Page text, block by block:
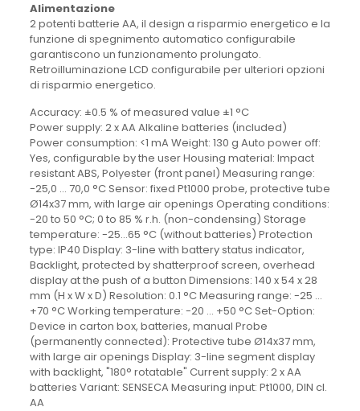
Alimentazione
2 potenti batterie AA, il design a risparmio energetico e la
funzione di spegnimento automatico configurabile
garantiscono un funzionamento prolungato.
Retroilluminazione LCD configurabile per ulteriori opzioni
di risparmio energetico.
Accuracy: ±0.5 % of measured value ±1 °C
Power supply: 2 x AA Alkaline batteries (included)
Power consumption: <1 mA Weight: 130 g Auto power off:
Yes, configurable by the user Housing material: Impact
resistant ABS, Polyester (front panel) Measuring range:
-25,0 … 70,0 °C Sensor: fixed Pt1000 probe, protective tube
Ø14x37 mm, with large air openings Operating conditions:
-20 to 50 °C; 0 to 85 % r.h. (non-condensing) Storage
temperature: -25…65 °C (without batteries) Protection
type: IP40 Display: 3-line with battery status indicator,
Backlight, protected by shatterproof screen, overhead
display at the push of a button Dimensions: 140 x 54 x 28
mm (H x W x D) Resolution: 0.1 °C Measuring range: -25 ...
+70 °C Working temperature: -20 ... +50 °C Set-Option:
Device in carton box, batteries, manual Probe
(permanently connected): Protective tube Ø14x37 mm,
with large air openings Display: 3-line segment display
with backlight, "180° rotatable" Current supply: 2 x AA
batteries Variant: SENSECA Measuring input: Pt1000, DIN cl.
AA